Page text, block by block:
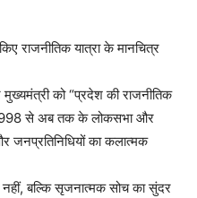
राजनीतिक यात्रा के मानचित्र
को “प्रदेश की राजनीतिक
1998 से अब तक के लोकसभा और
जनप्रतिनिधियों का कलात्मक
बल्कि सृजनात्मक सोच का सुंदर